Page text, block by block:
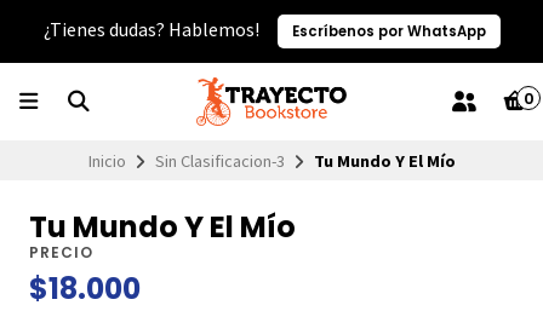
¿Tienes dudas? Hablemos! Escríbenos por WhatsApp
0
Inicio Sin Clasificacion-3 Tu Mundo Y El Mío
Tu Mundo Y El Mío
PRECIO
$18.000